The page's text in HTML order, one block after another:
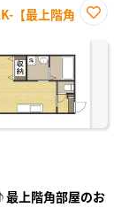
【最上階角
に入
上階角部屋のお